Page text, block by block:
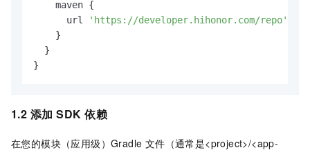
    maven {
      url
'https://developer.hihonor.com/repo'
    }
  }
}
1.2 添加 SDK 依赖
在您的模块（应用级）Gradle 文件（通常是<project>/<app-